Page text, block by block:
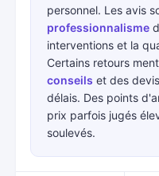
personnel. Les avis
professionnalisme
interventions et la
Certains retours
conseils et des
délais. Des points
prix parfois jugés
soulevés.